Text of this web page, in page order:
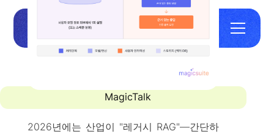
MagicTalk
2026년에는 산업이 "레거시 RAG"—간단하